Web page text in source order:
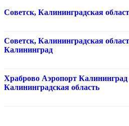
Советск, Калининградская
Советск, Калининградская
Калининград
Храброво Аэропорт
Калининградская область